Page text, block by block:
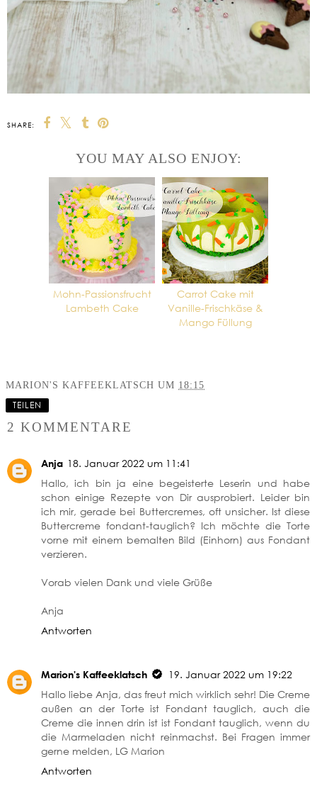
SHARE:
YOU MAY ALSO ENJOY:
Mohn-Passionsfrucht
Lambeth Cake
Carrot Cake mit
Vanille-Frischkäse &
Mango Füllung
MARION'S KAFFEEKLATSCH UM 18:15
TEILEN
2 KOMMENTARE
Anja 18. Januar 2022 um 11:41
Hallo, ich bin ja eine begeisterte Leserin und habe
schon einige Rezepte von Dir ausprobiert. Leider bin
ich mir, gerade bei Buttercremes, oft unsicher. Ist diese
Buttercreme fondant-tauglich? Ich möchte die Torte
vorne mit einem bemalten Bild (Einhorn) aus Fondant
verzieren.
Vorab vielen Dank und viele Grüße
Anja
Antworten
Marion's Kaffeeklatsch
19. Januar 2022 um 19:22
Hallo liebe Anja, das freut mich wirklich sehr! Die Creme
außen an der Torte ist Fondant tauglich, auch die
Creme die innen drin ist ist Fondant tauglich, wenn du
die Marmeladen nicht reinmachst. Bei Fragen immer
gerne melden, LG Marion
Antworten